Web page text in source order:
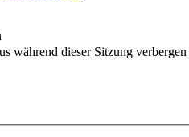
während dieser Sitzung verbergen